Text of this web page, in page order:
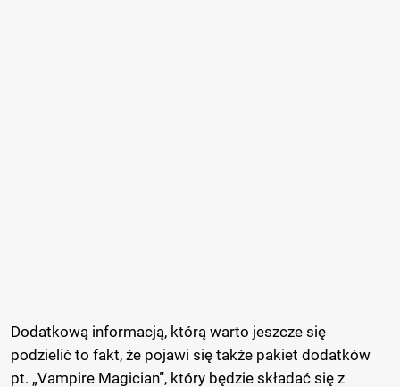
Dodatkową informacją, którą warto jeszcze się
podzielić to fakt, że pojawi się także pakiet dodatków
pt. „Vampire Magician”, który będzie składać się z